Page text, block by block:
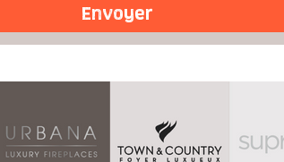
Envoyer